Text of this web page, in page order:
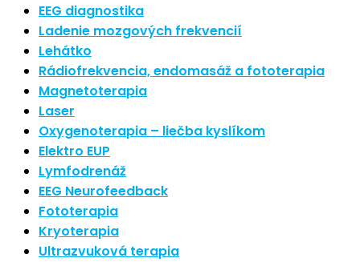
EEG diagnostika
Ladenie mozgových frekvencií
Lehátko
Rádiofrekvencia, endomasáž a fototerapia
Magnetoterapia
Laser
Oxygenoterapia – liečba kyslíkom
Elektro EUP
Lymfodrenáž
EEG Neurofeedback
Fototerapia
Kryoterapia
Ultrazvuková terapia
Nové polarizované svetlo
So psoriázou netreba žiť
Rozšírenie služieb
Hudba a vývoj mozgu
Najnovšie komentáre
Žiadne komentáre na zobrazenie.
Archív
september 2021